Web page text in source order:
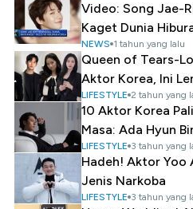
Video: Song Jae-
Kaget Dunia
NEWS 1 tahun yang lalu
Queen of Tears-
Aktor Korea, Ini
LIFESTYLE 2 tahun yang
10 Aktor Korea
Masa: Ada Hyun
LIFESTYLE 3 tahun yang
Hadeh! Aktor Yoo
Jenis Narkoba
LIFESTYLE 3 tahun yang